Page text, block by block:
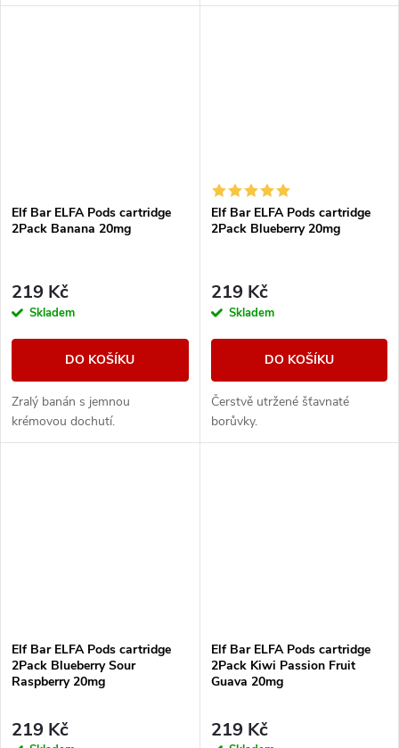
Elf Bar ELFA Pods cartridge
2Pack Banana 20mg
219 Kč
Skladem
DO KOŠÍKU
Zralý banán s jemnou
krémovou dochutí.
Elf Bar ELFA Pods cartridge
2Pack Blueberry 20mg
219 Kč
Skladem
DO KOŠÍKU
Čerstvě utržené šťavnaté
borůvky.
Elf Bar ELFA Pods cartridge
2Pack Blueberry Sour
Raspberry 20mg
219 Kč
Elf Bar ELFA Pods cartridge
2Pack Kiwi Passion Fruit
Guava 20mg
219 Kč